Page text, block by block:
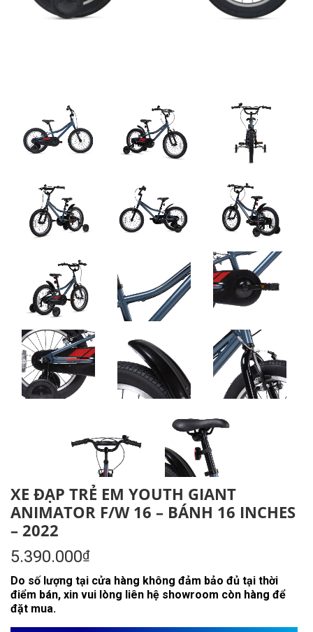
XE ĐẠP TRẺ EM YOUTH GIANT
ANIMATOR F/W 16 – BÁNH 16 INCHES
– 2022
5.390.000₫
Do số lượng tại cửa hàng không đảm bảo đủ tại thời
điểm bán, xin vui lòng liên hệ showroom còn hàng để
đặt mua.